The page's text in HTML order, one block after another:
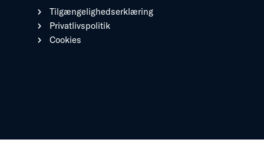
Tilgængelighedserklæring
Privatlivspolitik
Cookies